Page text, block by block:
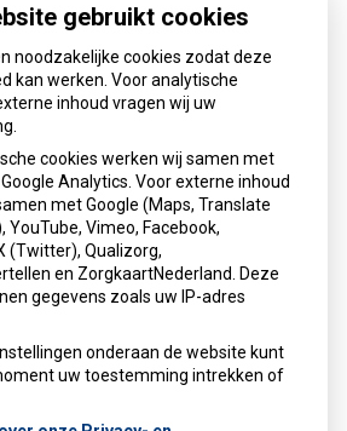
mogen voorschrijven,
vergeten ziekte meer: aantal
betekent zonder
weer gewichtstoename
in provincie Utrecht vanwege
Nestlé: bacterie kan baby’s
gebruikt cookies
noodzakelijke cookies zodat deze
kan werken. Voor analytische
inhoud vragen wij uw
cookies werken wij samen met
Analytics. Voor externe inhoud
met Google (Maps, Translate
YouTube, Vimeo, Facebook,
(Twitter), Qualizorg,
en ZorgkaartNederland. Deze
gegevens zoals uw IP-adres
onderaan de website kunt
uw toestemming intrekken of